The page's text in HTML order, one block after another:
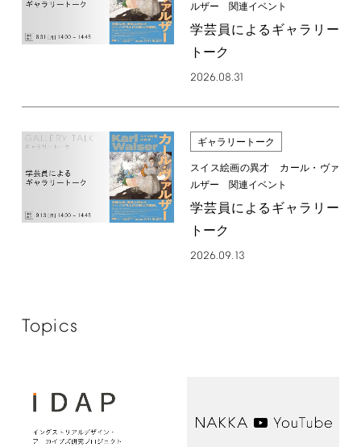
ルザー 関連イベント
学芸員によるギャラリー
トーク
2026.08.31
ギャラリートーク
スイス絵画の異才 カール・ヴァ
ルザー 関連イベント
学芸員によるギャラリー
トーク
2026.09.13
Topics